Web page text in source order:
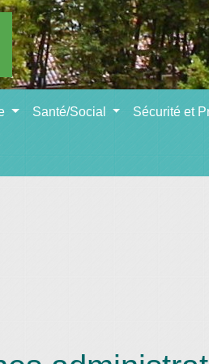
Santé/Social Sécurité et